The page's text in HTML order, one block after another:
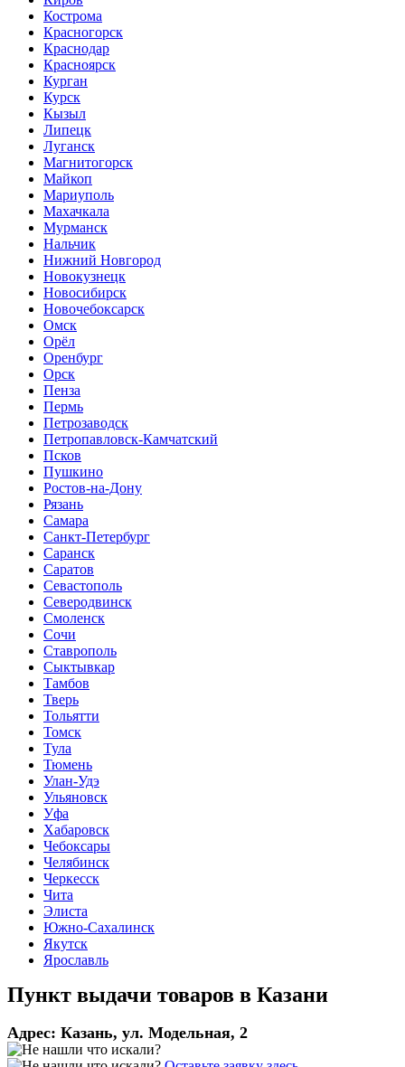
Кострома
Красногорск
Краснодар
Красноярск
Курган
Курск
Кызыл
Липецк
Луганск
Магнитогорск
Майкоп
Мариуполь
Махачкала
Мурманск
Нальчик
Нижний Новгород
Новокузнецк
Новосибирск
Новочебоксарск
Омск
Орёл
Оренбург
Орск
Пенза
Пермь
Петрозаводск
Петропавловск-Камчатский
Псков
Пушкино
Ростов-на-Дону
Рязань
Самара
Санкт-Петербург
Саранск
Саратов
Севастополь
Северодвинск
Смоленск
Сочи
Ставрополь
Сыктывкар
Тамбов
Тверь
Тольятти
Томск
Тула
Тюмень
Улан-Удэ
Ульяновск
Уфа
Хабаровск
Чебоксары
Челябинск
Черкесск
Чита
Элиста
Южно-Сахалинск
Якутск
Ярославль
Пункт выдачи товаров в Казани
Адрес: Казань, ул. Модельная, 2